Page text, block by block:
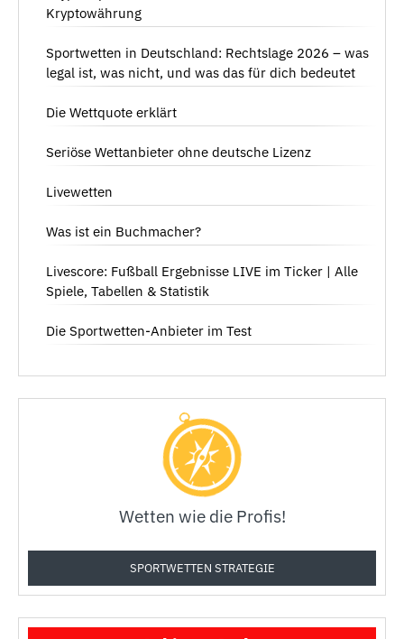
Kryptowährung
Sportwetten in Deutschland: Rechtslage 2026 – was
legal ist, was nicht, und was das für dich bedeutet
Die Wettquote erklärt
Seriöse Wettanbieter ohne deutsche Lizenz
Livewetten
Was ist ein Buchmacher?
Livescore: Fußball Ergebnisse LIVE im Ticker | Alle
Spiele, Tabellen & Statistik
Die Sportwetten-Anbieter im Test
Wetten wie die Profis!
SPORTWETTEN STRATEGIE